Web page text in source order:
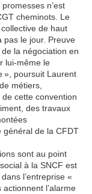
n’est
cheminots. Le
de haut
pas le jour. Preuve
la négociation en
lui-même le
», poursuit Laurent
métiers,
cette convention
des travaux
général de la CFDT
sont au point
à la SNCF est
l’entreprise «
l’alarme